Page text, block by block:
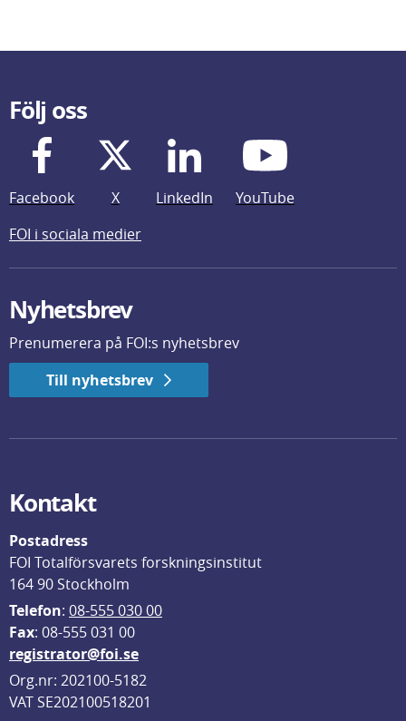
Följ oss
Facebook X LinkedIn
YouTube
FOI i sociala medier
Nyhetsbrev
Prenumerera på FOI:s nyhetsbrev
Till nyhetsbrev
Kontakt
Postadress
FOI Totalförsvarets forskningsinstitut
164 90 Stockholm
Telefon: 08-555 030 00
Fax: 08-555 031 00
registrator@foi.se
Org.nr: 202100-5182
VAT SE202100518201